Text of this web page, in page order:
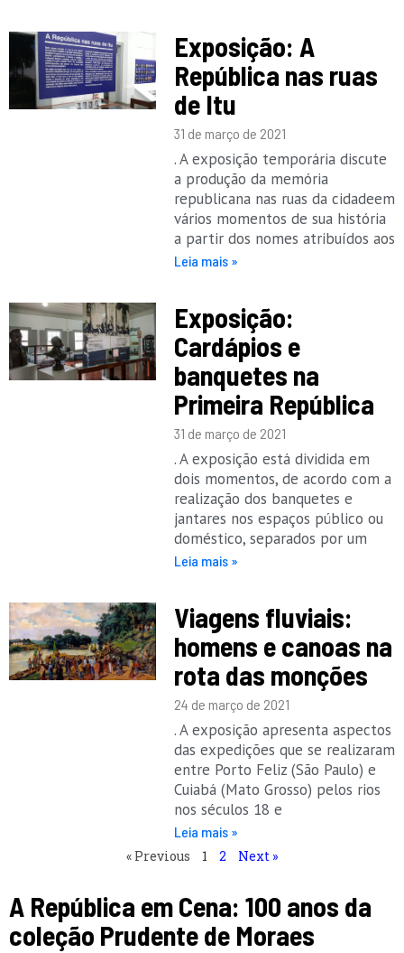
Exposição: A
República nas ruas
de Itu
31 de março de 2021
. A exposição temporária discute
a produção da memória
republicana nas ruas da cidadeem
vários momentos de sua história
a partir dos nomes atribuídos aos
Leia mais »
Exposição:
Cardápios e
banquetes na
Primeira República
31 de março de 2021
. A exposição está dividida em
dois momentos, de acordo com a
realização dos banquetes e
jantares nos espaços público ou
doméstico, separados por um
Leia mais »
Viagens fluviais:
homens e canoas na
rota das monções
24 de março de 2021
. A exposição apresenta aspectos
das expedições que se realizaram
entre Porto Feliz (São Paulo) e
Cuiabá (Mato Grosso) pelos rios
nos séculos 18 e
Leia mais »
« Previous
1 2 Next »
A República em Cena: 100 anos da
coleção Prudente de Moraes